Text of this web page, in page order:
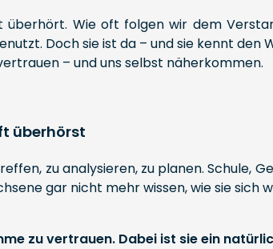
Wie oft folgen wir dem
Doch sie ist da – und sie kennt
– und uns selbst näherkommen.
überhörst
zu analysieren, zu planen. Schule,
gar nicht mehr wissen, wie sie sich
zu vertrauen. Dabei ist sie ein